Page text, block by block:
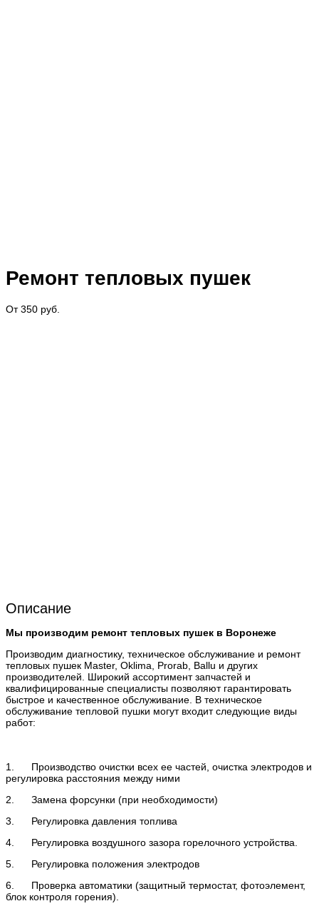
Ремонт тепловых пушек
От 350 руб.
Описание
Мы производим ремонт тепловых пушек в Воронеже
Производим диагностику, техническое обслуживание и ремонт
тепловых пушек Master, Oklima, Prorab, Ballu и других
производителей. Широкий ассортимент запчастей и
квалифицированные специалисты позволяют гарантировать
быстрое и качественное обслуживание. В техническое
обслуживание тепловой пушки могут входит следующие виды
работ:
1. Производство очистки всех ее частей, очистка электродов и
регулировка расстояния между ними
2. Замена форсунки (при необходимости)
3. Регулировка давления топлива
4. Регулировка воздушного зазора горелочного устройства.
5. Регулировка положения электродов
6. Проверка автоматики (защитный термостат, фотоэлемент,
блок контроля горения).